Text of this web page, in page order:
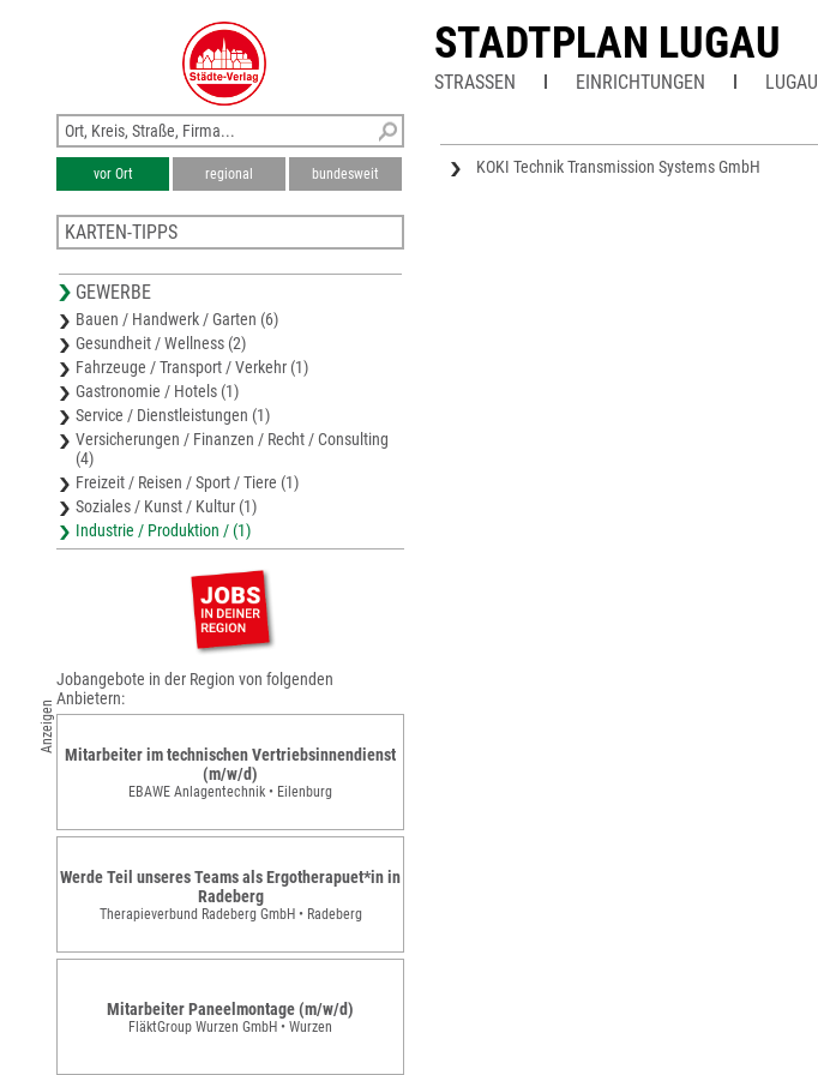
STADTPLAN LUGAU
STRASSEN EINRICHTUNGEN LUGAU
KOKI Technik Transmission Systems GmbH
vor Ort regional bundesweit
KARTEN-TIPPS
Stadtplan Stollberg
Stadtplan Hohenstein-Ernstthal
Stadtplan Lichtenstein / Sachsen
Stadtplan Thalheim
GEWERBE
Bauen / Handwerk / Garten (6)
Gesundheit / Wellness (2)
Fahrzeuge / Transport / Verkehr (1)
Gastronomie / Hotels (1)
Service / Dienstleistungen (1)
Versicherungen / Finanzen / Recht / Consulting
(4)
Freizeit / Reisen / Sport / Tiere (1)
Soziales / Kunst / Kultur (1)
Industrie / Produktion / (1)
Anzeigen
Jobangebote in der Region von folgenden
Anbietern:
Mitarbeiter im technischen Vertriebsinnendienst
(m/w/d)
EBAWE Anlagentechnik • Eilenburg
Werde Teil unseres Teams als Ergotherapuet*in in
Radeberg
Therapieverbund Radeberg GmbH • Radeberg
Mitarbeiter Paneelmontage (m/w/d)
FläktGroup Wurzen GmbH • Wurzen